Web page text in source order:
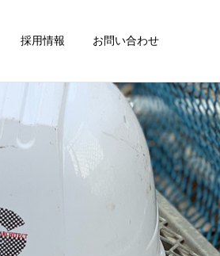
採用情報 お問い合わせ